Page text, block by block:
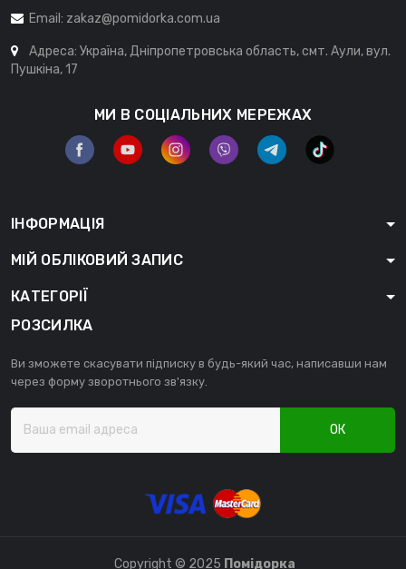
Email: zakaz@pomidorka.com.ua
Адреса: Україна, Дніпропетровська область, смт. Аули, вул.
Пушкіна, 17
МИ В СОЦІАЛЬНИХ МЕРЕЖАХ
ІНФОРМАЦІЯ
МІЙ ОБЛІКОВИЙ ЗАПИС
КАТЕГОРІЇ
РОЗСИЛКА
Ви зможете скасувати підписку в будь-який час, написавши нам
через форму зворотнього зв'язку.
ОК
Copyright © 2025 Помідорка